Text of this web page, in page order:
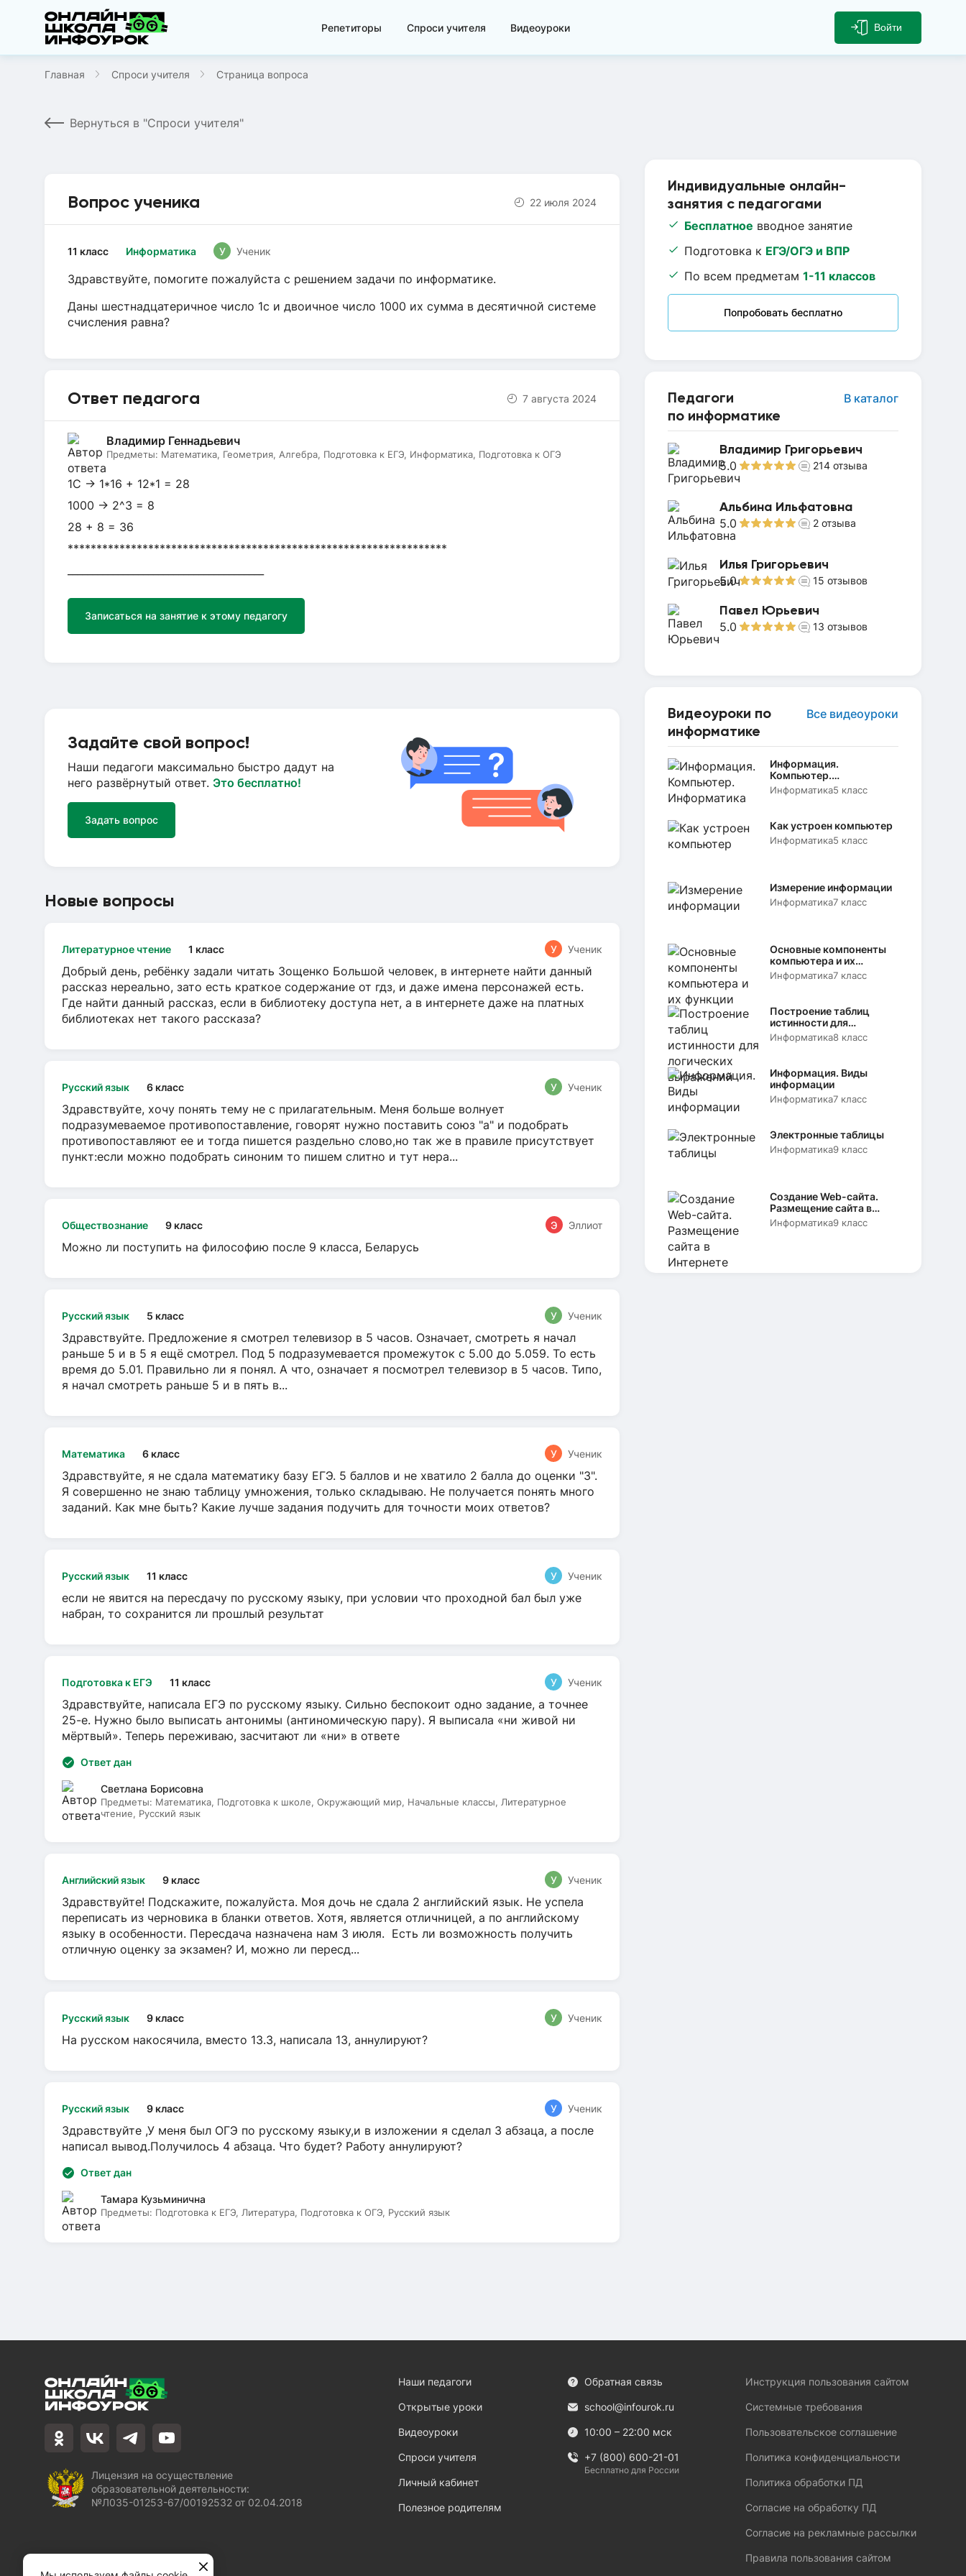
Репетиторы Спроси учителя Видеоуроки Войти
Главная Спроси учителя Страница вопроса
Вернуться в "Спроси учителя"
Индивидуальные онлайн-
занятия с педагогами
Бесплатное вводное занятие
Подготовка к ЕГЭ/ОГЭ и ВПР
По всем предметам 1-11 классов
Попробовать бесплатно
Педагоги
по информатике
В каталог
Владимир Григорьевич
5.0 214 отзыва
Альбина Ильфатовна
5.0 2 отзыва
Илья Григорьевич
5.0 15 отзывов
Павел Юрьевич
5.0 13 отзывов
Видеоуроки по
информатике
Все видеоуроки
Информация.
Компьютер.
Информатика
Информатика5 класс
Как устроен компьютер
Информатика5 класс
Измерение информации
Информатика7 класс
Основные компоненты
компьютера и их
функции
Информатика7 класс
Построение таблиц
истинности для
логических выражений
Информатика8 класс
Информация. Виды
информации
Информатика7 класс
Электронные таблицы
Информатика9 класс
Создание Web-сайта.
Размещение сайта в
Интернете
Информатика9 класс
Вопрос ученика 22 июля 2024
Информатика
11 класс У Ученик
Здравствуйте, помогите пожалуйста с решением задачи по информатике.
Даны шестнадцатеричное число 1с и двоичное число 1000 их сумма в десятичной системе
счисления равна?
Ответ педагога 7 августа 2024
Владимир Геннадьевич
Предметы: Математика, Геометрия, Алгебра, Подготовка к ЕГЭ, Информатика, Подготовка к ОГЭ
1C -> 1*16 + 12*1 = 28
1000 -> 2^3 = 8
28 + 8 = 36
******************************************************************
Записаться на занятие к этому педагогу
Задайте свой вопрос!
Наши педагоги максимально быстро дадут на
него развёрнутый ответ. Это бесплатно!
Задать вопрос
Новые вопросы
Литературное чтение 1 класс У Ученик
Добрый день, ребёнку задали читать Зощенко Большой человек, в интернете найти данный
рассказ нереально, зато есть краткое содержание от гдз, и даже имена персонажей есть.
Где найти данный рассказ, если в библиотеку доступа нет, а в интернете даже на платных
библиотеках нет такого рассказа?
Русский язык 6 класс У Ученик
Здравствуйте, хочу понять тему не с прилагательным. Меня больше волнует
подразумеваемое противопоставление, говорят нужно поставить союз "а" и подобрать
противопоставляют ее и тогда пишется раздельно слово,но так же в правиле присутствует
пункт:если можно подобрать синоним то пишем слитно и тут нера...
Обществознание 9 класс Э Эллиот
Можно ли поступить на философию после 9 класса, Беларусь
Русский язык 5 класс У Ученик
Здравствуйте. Предложение я смотрел телевизор в 5 часов. Означает, смотреть я начал
раньше 5 и в 5 я ещё смотрел. Под 5 подразумевается промежуток с 5.00 до 5.059. То есть
время до 5.01. Правильно ли я понял. А что, означает я посмотрел телевизор в 5 часов. Типо,
я начал смотреть раньше 5 и в пять в...
Математика 6 класс У Ученик
Здравствуйте, я не сдала математику базу ЕГЭ. 5 баллов и не хватило 2 балла до оценки "3".
Я совершенно не знаю таблицу умножения, только складываю. Не получается понять много
заданий. Как мне быть? Какие лучше задания подучить для точности моих ответов?
Русский язык 11 класс У Ученик
если не явится на пересдачу по русскому языку, при условии что проходной бал был уже
набран, то сохранится ли прошлый результат
Подготовка к ЕГЭ 11 класс У Ученик
Здравствуйте, написала ЕГЭ по русскому языку. Сильно беспокоит одно задание, а точнее
25-е. Нужно было выписать антонимы (антиномическую пару). Я выписала «ни живой ни
мёртвый». Теперь переживаю, засчитают ли «ни» в ответе
Ответ дан
Светлана Борисовна
Предметы: Математика, Подготовка к школе, Окружающий мир, Начальные классы, Литературное
чтение, Русский язык
Английский язык 9 класс У Ученик
Здравствуйте! Подскажите, пожалуйста. Моя дочь не сдала 2 английский язык. Не успела
переписать из черновика в бланки ответов. Хотя, является отличницей, а по английскому
языку в особенности. Пересдача назначена нам 3 июля. Есть ли возможность получить
отличную оценку за экзамен? И, можно ли пересд...
Русский язык 9 класс У Ученик
На русском накосячила, вместо 13.3, написала 13, аннулируют?
Русский язык 9 класс У Ученик
Здравствуйте ,У меня был ОГЭ по русскому языку,и в изложении я сделал 3 абзаца, а после
написал вывод.Получилось 4 абзаца. Что будет? Работу аннулируют?
Ответ дан
Тамара Кузьминична
Предметы: Подготовка к ЕГЭ, Литература, Подготовка к ОГЭ, Русский язык
Лицензия на осуществление
образовательной деятельности:
№Л035-01253-67/00192532 от 02.04.2018
Наши педагоги
Открытые уроки
Видеоуроки
Спроси учителя
Личный кабинет
Полезное родителям
Обратная связь
school@infourok.ru
10:00 – 22:00 мск
+7 (800) 600-21-01
Бесплатно для России
Инструкция пользования сайтом
Системные требования
Пользовательское соглашение
Политика конфиденциальности
Политика обработки ПД
Согласие на обработку ПД
Согласие на рекламные рассылки
Правила пользования сайтом